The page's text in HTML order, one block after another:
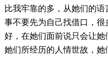
比我牢靠的多，从她们的
事不要先为自己找借口，
好，在她们面前说只会让
她们所经历的人情世故，